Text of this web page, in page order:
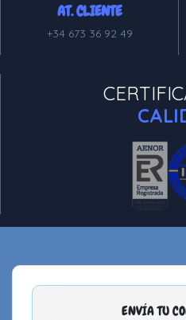
AT. CLIENTE
+34 673 36 92 49
ENVÍA TU